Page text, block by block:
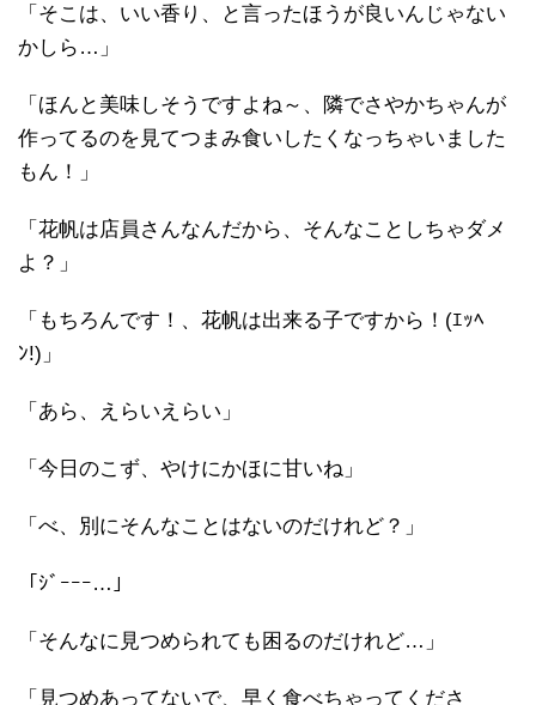
「そこは、いい香り、と言ったほうが良いんじゃない
かしら…」
「ほんと美味しそうですよね～、隣でさやかちゃんが
作ってるのを見てつまみ食いしたくなっちゃいました
もん！」
「花帆は店員さんなんだから、そんなことしちゃダメ
よ？」
「もちろんです！、花帆は出来る子ですから！(ｴｯﾍ
ﾝ!)」
「あら、えらいえらい」
「今日のこず、やけにかほに甘いね」
「べ、別にそんなことはないのだけれど？」
「ｼﾞｰｰｰ…」
「そんなに見つめられても困るのだけれど…」
「見つめあってないで、早く食べちゃってくださ